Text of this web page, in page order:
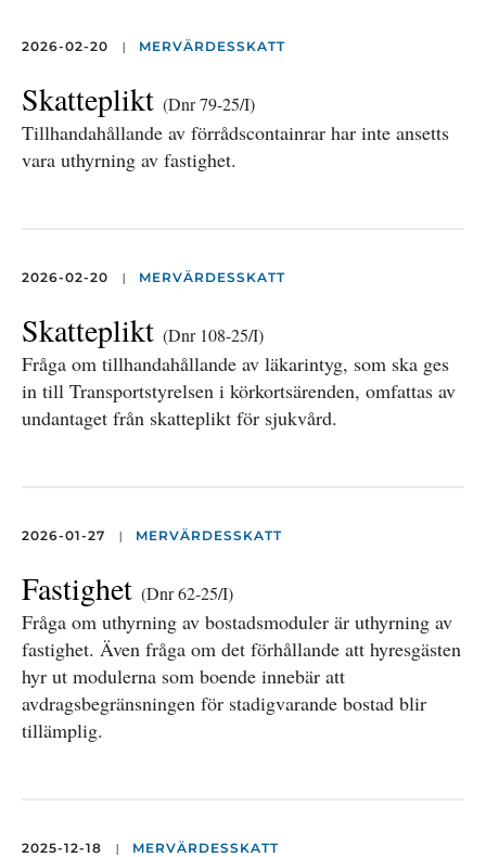
2026-02-20 | MERVÄRDESSKATT
Skatteplikt (Dnr 79-25/I)
Tillhandahållande av förrådscontainrar har inte ansetts
vara uthyrning av fastighet.
2026-02-20 | MERVÄRDESSKATT
Skatteplikt (Dnr 108-25/I)
Fråga om tillhandahållande av läkarintyg, som ska ges
in till Transportstyrelsen i körkortsärenden, omfattas av
undantaget från skatteplikt för sjukvård.
2026-01-27 | MERVÄRDESSKATT
Fastighet (Dnr 62-25/I)
Fråga om uthyrning av bostadsmoduler är uthyrning av
fastighet. Även fråga om det förhållande att hyresgästen
hyr ut modulerna som boende innebär att
avdragsbegränsningen för stadigvarande bostad blir
tillämplig.
2025-12-18 | MERVÄRDESSKATT